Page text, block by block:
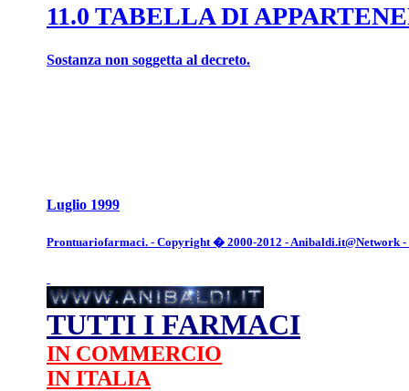
11.0 TABELLA DI
Sostanza non soggetta al decreto.
Luglio 1999
Prontuariofarmaci. - Copyright � 2000-2012 - Anibaldi.it@Network
TUTTI I FARMACI
IN COMMERCIO
IN ITALIA